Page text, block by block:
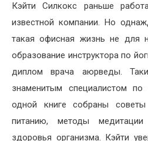
Кэйти Силкокс раньше
известной компании. Но
такая офисная жизнь не для
образование инструктора по
диплом врача аюрведы.
знаменитым специалистом
одной книге собраны советы
питанию, методы
здоровья организма. Кэйти